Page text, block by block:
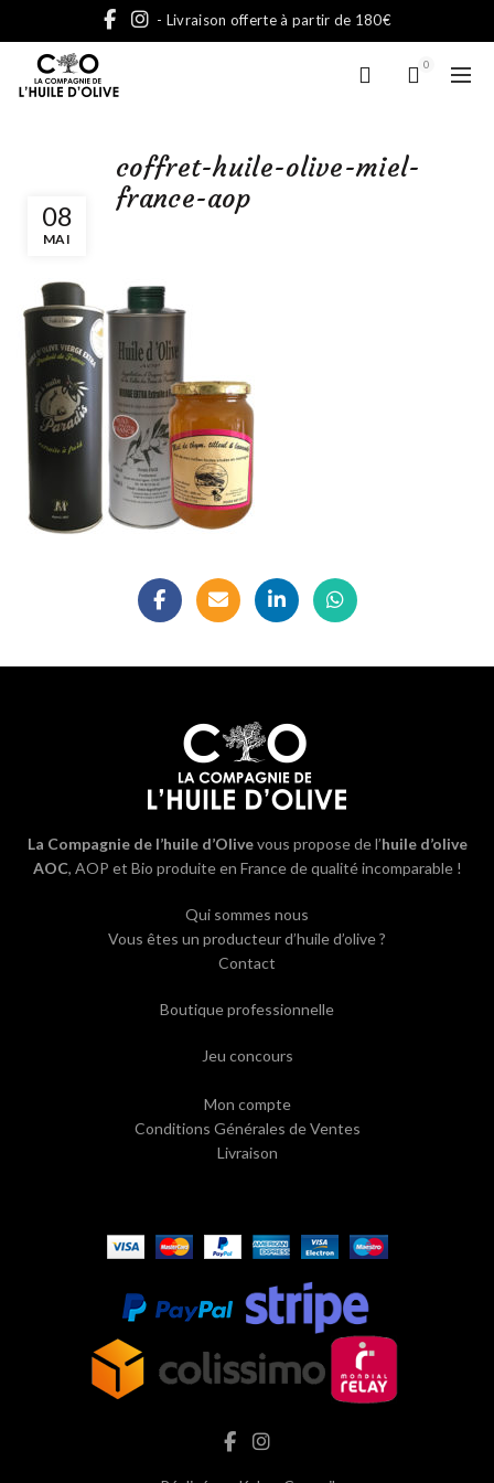
- Livraison offerte à partir de 180€
0
08
MAI
coffret-huile-olive-miel-
france-aop
La Compagnie de l’huile d’Olivevous propose de l’huile d’olive
AOC, AOP et Bio produite en France de qualité incomparable !
Qui sommes nous
Vous êtes un producteur d’huile d’olive ?
Contact
Boutique professionnelle
Jeu concours
Mon compte
Conditions Générales de Ventes
Livraison